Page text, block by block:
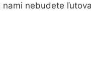
nami nebudete